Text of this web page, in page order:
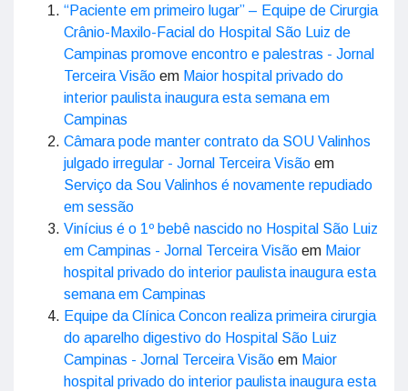
“Paciente em primeiro lugar” – Equipe de Cirurgia
Crânio-Maxilo-Facial do Hospital São Luiz de
Campinas promove encontro e palestras - Jornal
Terceira Visão em Maior hospital privado do
interior paulista inaugura esta semana em
Campinas
Câmara pode manter contrato da SOU Valinhos
julgado irregular - Jornal Terceira Visão em
Serviço da Sou Valinhos é novamente repudiado
em sessão
Vinícius é o 1º bebê nascido no Hospital São Luiz
em Campinas - Jornal Terceira Visão em Maior
hospital privado do interior paulista inaugura esta
semana em Campinas
Equipe da Clínica Concon realiza primeira cirurgia
do aparelho digestivo do Hospital São Luiz
Campinas - Jornal Terceira Visão em Maior
hospital privado do interior paulista inaugura esta